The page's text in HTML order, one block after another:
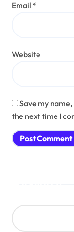
Email *
Website
Save my
the next time I